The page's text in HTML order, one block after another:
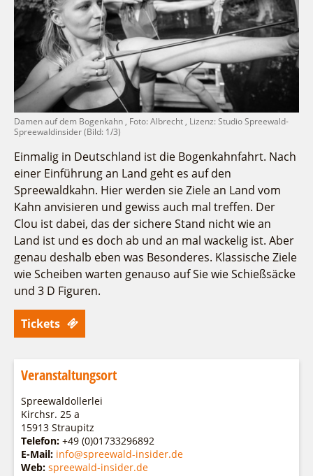
Einkaufen
Gruppen
Fremdenverkehrsvereine
Ludwig Leichhardt
Kahnfahrten
Fahrgastschiff
Campingplatz Jessern
Wirtschaftsförderung
Regionalentwicklung
SPOT
Bürgerbus
Naturwelt Lieberoser Heide
Q-Gemeinde Schwielochsee
Staatlich anerkannter Erholungsort Goyatz
Mein Brandenburg – Infostelen
Unternehmensbetreuung
ILB
WFG
Service
Über uns
Team
Aktuelles
Infomaterial
Warenkorb
Damen auf dem Bogenkahn , Foto: Albrecht , Lizenz: Studio Spreewald-
Spreewaldinsider (Bild: 1/3)
Einmalig in Deutschland ist die Bogenkahnfahrt. Nach
einer Einführung an Land geht es auf den
Spreewaldkahn. Hier werden sie Ziele an Land vom
Kahn anvisieren und gewiss auch mal treffen. Der
Clou ist dabei, das der sichere Stand nicht wie an
Land ist und es doch ab und an mal wackelig ist. Aber
genau deshalb eben was Besonderes. Klassische Ziele
wie Scheiben warten genauso auf Sie wie Schießsäcke
und 3 D Figuren.
Tickets
Veranstaltungsort
Spreewaldollerlei
Kirchsr. 25 a
15913 Straupitz
Telefon: +49 (0)01733296892
E-Mail: info@spreewald-insider.de
Web: spreewald-insider.de